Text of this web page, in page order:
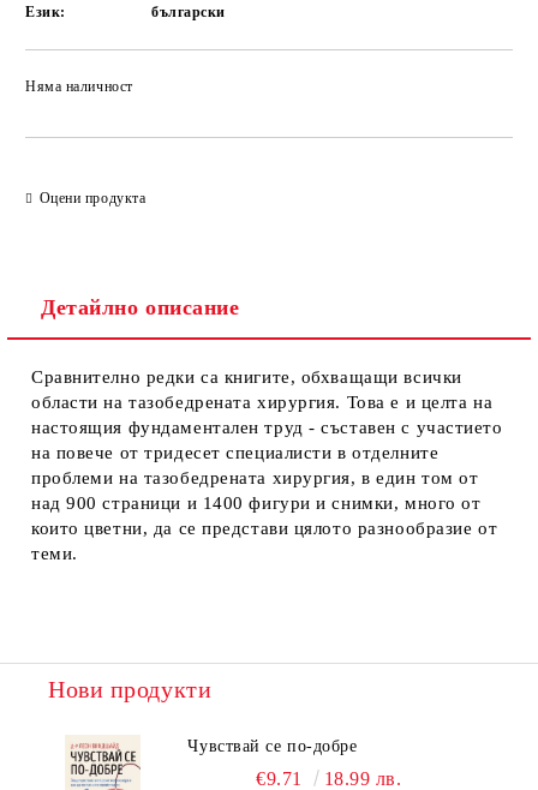
Език:
български
Няма наличност
Оцени продукта
Детайлно описание
Сравнително редки са книгите, обхващащи всички
области на тазобедрената хирургия. Това е и целта на
настоящия фундаментален труд - съставен с участието
на повече от тридесет специалисти в отделните
проблеми на тазобедрената хирургия, в един том от
над 900 страници и 1400 фигури и снимки, много от
които цветни, да се представи цялото разнообразие от
теми.
Нови продукти
Чувствай се по-добре
€9.71 18.99 лв.